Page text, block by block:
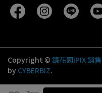
Copyright © 鏡花園IPIX 銷
by CYBERBIZ.